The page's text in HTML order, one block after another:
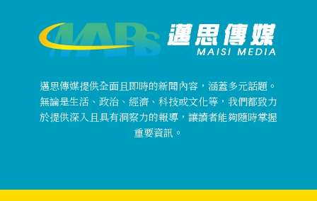
邁思傳媒提供全面且即時的新聞內容，涵蓋多元話題。
無論是生活、政治、經濟、科技或文化等，我們都致力
於提供深入且具有洞察力的報導，讓讀者能夠隨時掌握
重要資訊。